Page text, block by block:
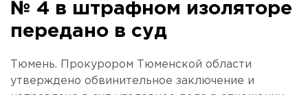
№ 4 в штрафном изоляторе
передано в суд
Тюмень. Прокурором Тюменской области
утверждено обвинительное заключение и